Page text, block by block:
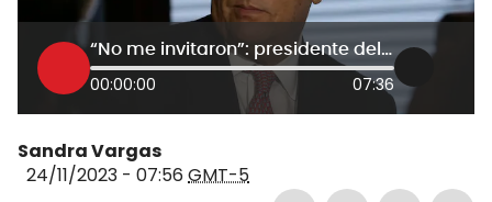
“No me invitaron”: presidente del Grupo Argos sobre reunión entre Petro y empresarios
00:00:00 07:36
Sandra Vargas
24/11/2023 - 07:56 GMT-5